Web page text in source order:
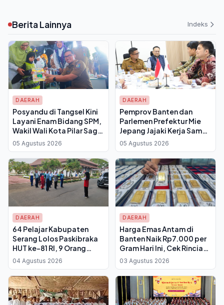
Berita Lainnya Indeks
DAERAH
Posyandu di Tangsel Kini
Layani Enam Bidang SPM,
Wakil Wali Kota Pilar Saga:
Bukan Sekadar Tempat
Timbang Balita
05 Agustus 2026
DAERAH
Pemprov Banten dan
Parlemen Prefektur Mie
Jepang Jajaki Kerja Sama
SDM, Target Wujudkan
Sister Province
05 Agustus 2026
DAERAH
64 Pelajar Kabupaten
Serang Lolos Paskibraka
HUT ke-81 RI, 9 Orang
Dikirim ke Tingkat Provinsi
Banten
04 Agustus 2026
DAERAH
Harga Emas Antam di
Banten Naik Rp7.000 per
Gram Hari Ini, Cek Rincian
untuk 0,5 Gram Hingga 1
Kilogram
03 Agustus 2026